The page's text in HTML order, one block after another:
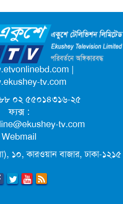
অ্যাম্বাসেডর নিয়োগ দিচ্ছে একুশে
পেয়ে সচিব হলেন ২ কর্মকর্তা
এইডের মাধ্যমে সন্তান ফিরে পেল
মা জুঁই
দাম কমলো লিটারে ১৯ টাকা
কমে জুনে ৯ দশমিক ১৬ শতাংশ
|
tv.com
০২ ৫৫০১৪৩১৬-২৫
ফ্যক্স :
tv.com
Webmail
১০, কারওয়ান বাজার, ঢাকা-১২১৫